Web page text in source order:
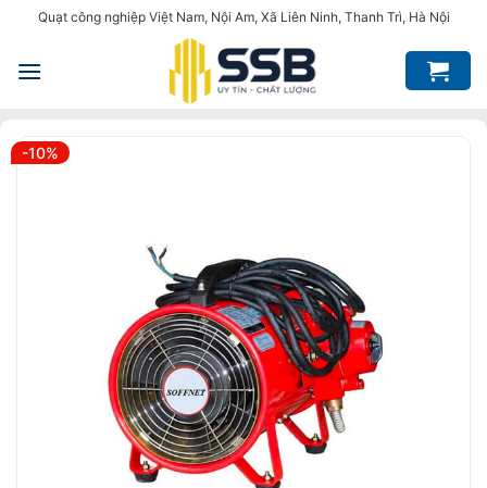
nội
Quạt công nghiệp Việt Nam, Nội Am, Xã Liên Ninh, Thanh Trì, Hà Nội
-10%